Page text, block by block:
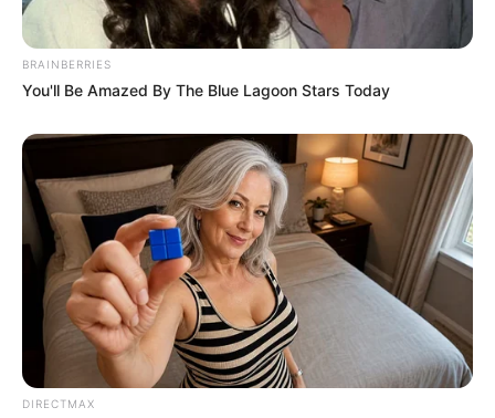
BRAINBERRIES
You'll Be Amazed By The Blue Lagoon Stars Today
DIRECTMAX